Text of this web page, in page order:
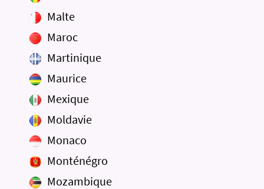
Malte
Maroc
Martinique
Maurice
Mexique
Moldavie
Monaco
Monténégro
Mozambique